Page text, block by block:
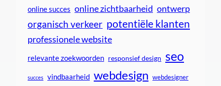
online succes online zichtbaarheid ontwerp
organisch verkeer potentiële klanten
professionele website
relevante zoekwoorden responsief design seo
succes vindbaarheid webdesign webdesigner